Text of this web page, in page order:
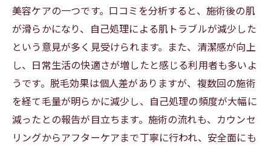
美容ケアの一つです。口コミを分析すると、施術後の肌
が滑らかになり、自己処理による肌トラブルが減少した
という意見が多く見受けられます。また、清潔感が向上
し、日常生活の快適さが増したと感じる利用者も多いよ
うです。脱毛効果は個人差がありますが、複数回の施術
を経て毛量が明らかに減少し、自己処理の頻度が大幅に
減ったとの報告が目立ちます。施術の流れも、カウンセ
リングからアフターケアまで丁寧に行われ、安全面にも